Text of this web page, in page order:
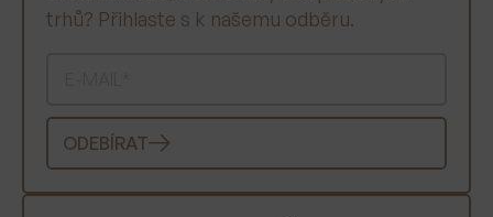
trhů? Přihlaste s k našemu odběru.
ODEBÍRAT